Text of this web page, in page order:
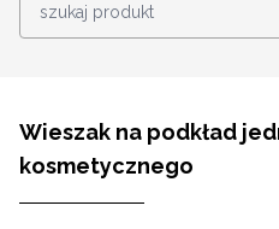
Wieszak na podkład
kosmetycznego